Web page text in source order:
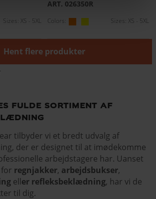
Sizes: XS - 5XL
ART. 026350R
Colors: Sizes: XS - 5XL
Hent flere produkter
fulde sortiment af
tilbyder vi et bredt udvalg af
der er designet til at imødekomme
arbejdstagere har. Uanset
regnjakker, arbejdsbukser,
eller refleksbeklædning, har vi de
til dig.